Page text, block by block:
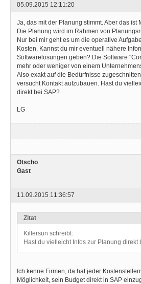
05.09.2015 12:11:20
Ja, das mit der Planung stimmt. Aber das ist
Die Planung wird im Rahmen von
Nur bei mir geht es um die operative
Kosten. Kannst du mir eventuell nähere
Softwarelösungen geben? Die Software
mehr oder weniger von einem
Also exakt auf die Bedürfnisse
versucht Kontakt aufzubauen. Hast du
direkt bei SAP?
LG
Otscho
Gast
11.09.2015 11:36:57
Zitat
Killersun schreibt:
Hast du vielleicht Infos zur Planung direkt
Ich kenne Firmen, da hat jeder
Möglichkeit, sein Budget direkt in SAP